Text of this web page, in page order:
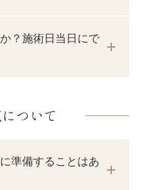
？施術日当日にで
ついて
準備することはあ